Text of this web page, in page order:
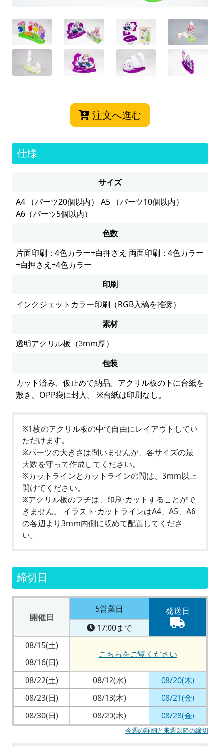
注文へ進む
仕様
サイズ
A4 （パーツ20個以内） A5 （パーツ10個以内）
A6（パーツ5個以内）
色数
片面印刷：4色カラー+白押さえ 両面印刷：4色カラー
+白押さえ+4色カラー
印刷
インクジェットカラー印刷（RGB入稿を推奨）
素材
透明アクリル板（3mm厚）
包装
カット済み、仮止めで納品。アクリル板の下に台紙を
敷き、OPP袋に封入。 ※台紙は印刷なし。
※1枚のアクリル板の中で自由にレイアウトしてい
ただけます。
※パーツの大きさは問いませんが、各サイズの最
大数を守って作成してください。
※カットラインとカットラインの間は、3mm以上
開けてください。
※アクリル板のフチは、印刷·カットすることがで
きません。 イラスト·カットラインはA4、A5、A6
の各辺より3mm内側に収めて配置してくださ
い。
締切日
開催日
5営業日
発送日
17:00まで
08/15(土)
こちらをご覧ください
08/16(日)
08/22(土)
08/12(水)
08/20(木)
08/23(日)
08/13(木)
08/21(金)
08/30(日)
08/20(木) 08/28(金)
今週の詳細と来週以降の締切